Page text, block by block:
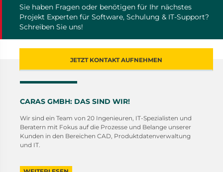
Sie haben Fragen oder benötigen für Ihr nächstes
Projekt Experten für Software, Schulung & IT-Support?
Schreiben Sie uns!
JETZT KONTAKT AUFNEHMEN
CARAS GMBH: DAS SIND WIR!
Wir sind ein Team von 20 Ingenieuren, IT-Spezialisten und
Beratern mit Fokus auf die Prozesse und Belange unserer
Kunden in den Bereichen CAD, Produktdatenverwaltung
und IT.